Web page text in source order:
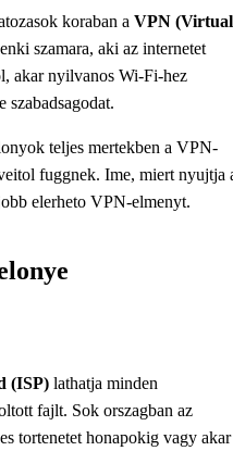
koraban a VPN (Virtual
szamara, aki az internetet
akar nyilvanos Wi-Fi-hez
szabadsagodat.
teljes mertekben a VPN-
fuggnek. Ime, miert nyujtja
elerheto VPN-elmenyt.
(ISP) lathatja minden
fajlt. Sok orszagban az
tortenetet honapokig vagy akar